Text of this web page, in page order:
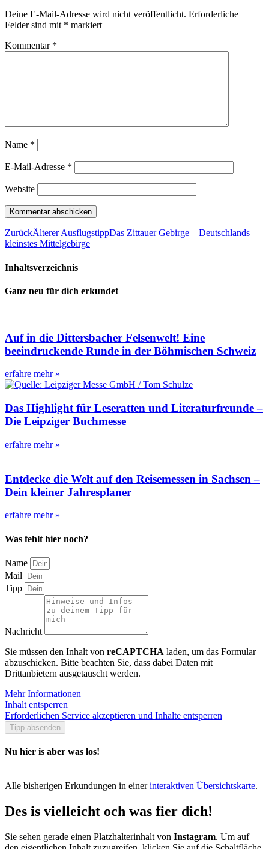
Deine E-Mail-Adresse wird nicht veröffentlicht. Erforderliche
Felder sind mit * markiert
Kommentar *
Name *
E-Mail-Adresse *
Website
ZurückÄlterer AusflugstippDas Zittauer Gebirge – Deutschlands
kleinstes Mittelgebirge
Inhaltsverzeichnis
Ganz neu für dich erkundet
Auf in die Dittersbacher Felsenwelt! Eine
beeindruckende Runde in der Böhmischen Schweiz
erfahre mehr »
Das Highlight für Leseratten und Literaturfreunde –
Die Leipziger Buchmesse
erfahre mehr »
Entdecke die Welt auf den Reisemessen in Sachsen –
Dein kleiner Jahresplaner
erfahre mehr »
Was fehlt hier noch?
Name
Mail
Tipp
Nachricht
Sie müssen den Inhalt von reCAPTCHA laden, um das Formular
abzuschicken. Bitte beachten Sie, dass dabei Daten mit
Drittanbietern ausgetauscht werden.
Mehr Informationen
Inhalt entsperren
Erforderlichen Service akzeptieren und Inhalte entsperren
Tipp absenden
Nu hier is aber was los!
Alle bisherigen Erkundungen in einerinteraktiven Übersichtskarte.
Des is vielleicht och was fier dich!
Sie sehen gerade einen Platzhalterinhalt von Instagram. Um auf